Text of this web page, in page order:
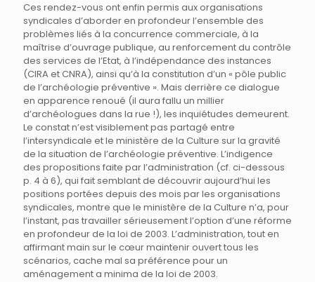
Ces rendez-vous ont enfin permis aux organisations
syndicales d’aborder en profondeur l’ensemble des
problèmes liés à la concurrence commerciale, à la
maîtrise d’ouvrage publique, au renforcement du contrôle
des services de l’Etat, à l’indépendance des instances
(CIRA et CNRA), ainsi qu’à la constitution d’un « pôle public
de l’archéologie préventive ». Mais derrière ce dialogue
en apparence renoué (il aura fallu un millier
d’archéologues dans la rue !), les inquiétudes demeurent.
Le constat n’est visiblement pas partagé entre
l’intersyndicale et le ministère de la Culture sur la gravité
de la situation de l’archéologie préventive. L’indigence
des propositions faite par l’administration (cf. ci-dessous
p. 4 à 6), qui fait semblant de découvrir aujourd’hui les
positions portées depuis des mois par les organisations
syndicales, montre que le ministère de la Culture n’a, pour
l’instant, pas travailler sérieusement l’option d’une réforme
en profondeur de la loi de 2003. L’administration, tout en
affirmant main sur le cœur maintenir ouvert tous les
scénarios, cache mal sa préférence pour un
aménagement a minima de la loi de 2003.